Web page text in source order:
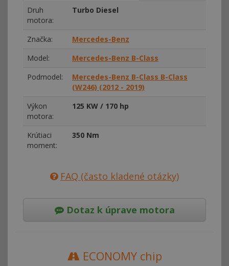
Druh
motora:
Turbo Diesel
Značka:
Mercedes-Benz
Model:
Mercedes-Benz B-Class
Podmodel:
Mercedes-Benz B-Class B-Class
(W246) (2012 - 2019)
Výkon
motora:
125 KW / 170 hp
Krútiaci
moment:
350 Nm
FAQ (často kladené otázky)
Dotaz k úprave motora
ECONOMY chip